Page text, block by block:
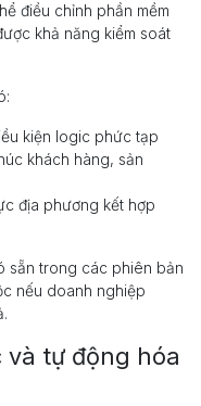
điều chỉnh phần mềm
khả năng kiểm soát
kiện logic phức tạp
khách hàng, sản
địa phương kết hợp
sẵn trong các phiên bản
nếu doanh nghiệp
và tự động hóa